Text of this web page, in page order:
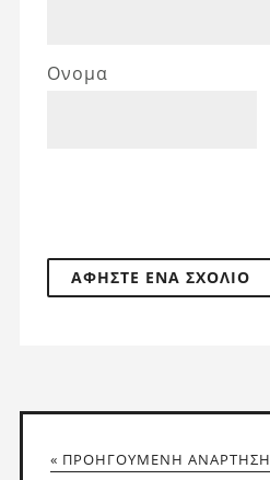
Ονομα
« ΠΡΟΗΓΟΎΜΕΝΗ ΑΝΆΡΤΗΣΗ